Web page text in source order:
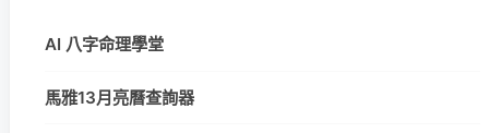
AI 八字命理學堂
馬雅13月亮曆查詢器